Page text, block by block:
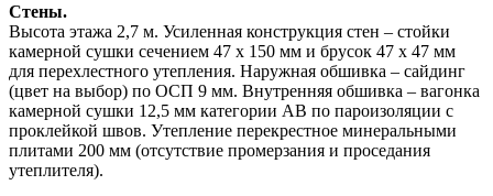
Стены.
Высота этажа 2,7 м. Усиленная конструкция стен – стойки
камерной сушки сечением 47 х 150 мм и брусок 47 х 47 мм
для перехлестного утепления. Наружная обшивка – сайдинг
(цвет на выбор) по ОСП 9 мм. Внутренняя обшивка – вагонка
камерной сушки 12,5 мм категории АВ по пароизоляции с
проклейкой швов. Утепление перекрестное минеральными
плитами 200 мм (отсутствие промерзания и проседания
утеплителя).